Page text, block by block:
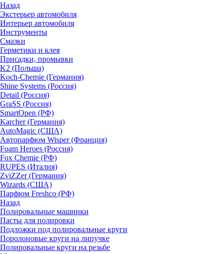
Назад
Экстерьер автомобиля
Интерьер автомобиля
Инструменты
Смазки
Герметики и клея
Присадки, промывки
K2 (Польша)
Koch-Chemie (Германия)
Shine Systems (Россия)
Detail (Россия)
GraSS (Россия)
SmartOpen (РФ)
Karcher (Германия)
AutoMagic (США)
Автопарфюм Wisper (Франция)
Foam Heroes (Россия)
Fox Chemie (РФ)
RUPES (Италия)
ZviZZer (Германия)
Wizards (США)
Парфюм Freshco (РФ)
Назад
Полировальные машинки
Пасты для полировки
Подложки под полировальные круги
Поролоновые круги на липучке
Полировальные круги на резьбе